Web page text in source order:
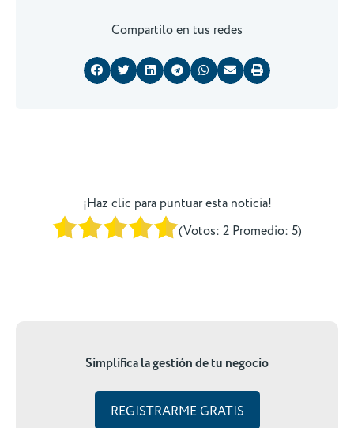
Compartilo en tus redes
¡Haz clic para puntuar esta noticia!
(Votos: 2 Promedio: 5)
Simplifica la gestión de tu negocio
REGISTRARME GRATIS